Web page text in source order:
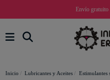
Envío gratuito
Inicio Lubricantes y Aceites Estimulantes